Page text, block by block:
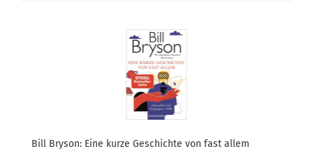
Bill Bryson: Eine kurze Geschichte von fast allem